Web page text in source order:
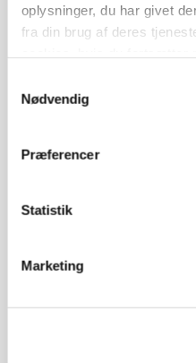
oplysninger, du har givet
fra din brug af deres
Nødvendig
Præferencer
Statistik
Marketing
marked for biokul
protestgruppe vil